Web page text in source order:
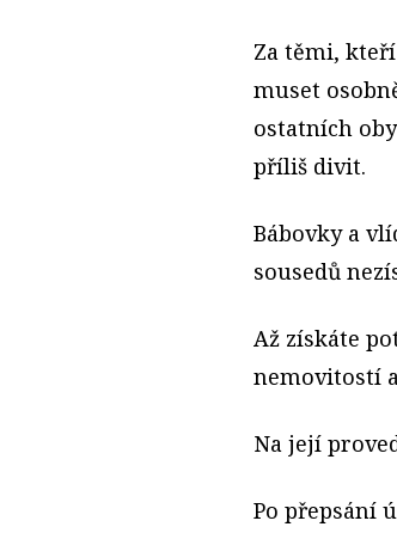
Za těmi,
muset
ostatních
příliš divit.
Bábovky a
sousedů
Až získáte
nemovitostí
Na její
Po přepsání